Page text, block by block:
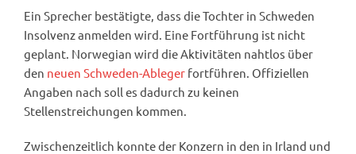
Ein Sprecher bestätigte, dass die Tochter in Schweden
Insolvenz anmelden wird. Eine Fortführung ist nicht
geplant. Norwegian wird die Aktivitäten nahtlos über
den neuen Schweden-Ableger fortführen. Offiziellen
Angaben nach soll es dadurch zu keinen
Stellenstreichungen kommen.
Zwischenzeitlich konnte der Konzern in den in Irland und